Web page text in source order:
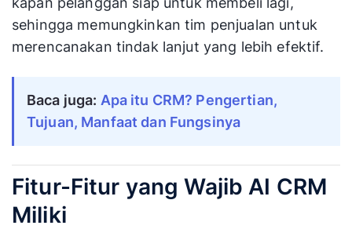
sehingga memungkinkan tim penjualan untuk
merencanakan tindak lanjut yang lebih efektif.
Baca juga: Apa itu CRM? Pengertian,
Tujuan, Manfaat dan Fungsinya
Fitur-Fitur yang Wajib AI CRM
Miliki